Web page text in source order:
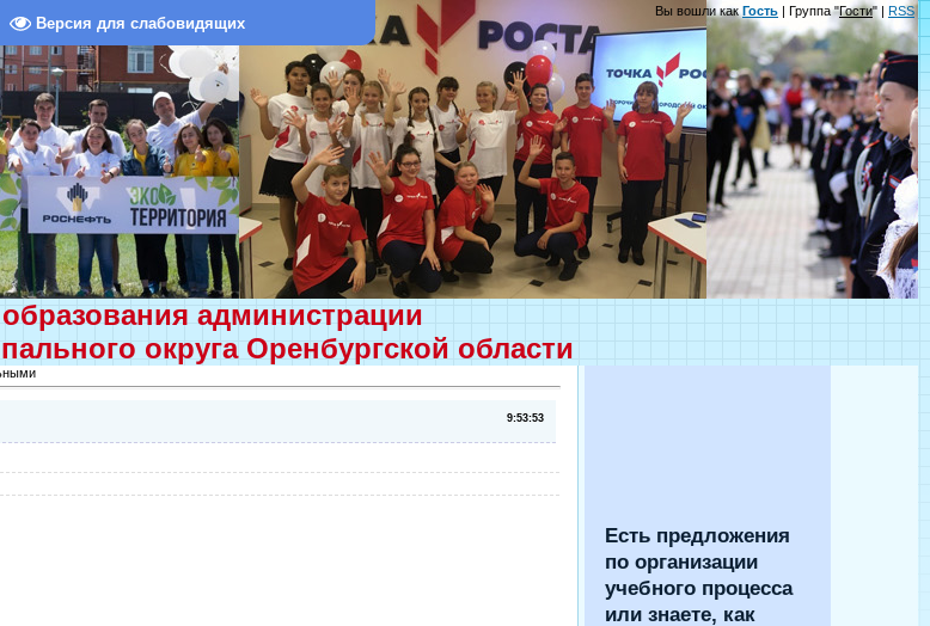
Версия для слабовидящих
Вы вошли какГость | Группа "Гости" | RSS
администрации
округа Оренбургской области
9:53:53
Есть предложения
по организации
учебного процесса
или знаете, как